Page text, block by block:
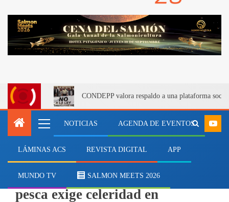
CONDEPP valora respaldo a una plataforma
NOTICIAS AGENDA DE EVENTOS
LÁMINAS ACS REVISTA DIGITAL APP
MUNDO TV SALMON MEETS 2026
Caso Bruma: Dirigente de la
pesca exige celeridad en